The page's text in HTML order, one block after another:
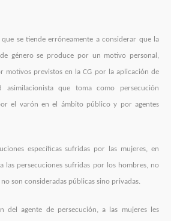
se tiende erróneamente a considerar que la
género se produce por un motivo personal,
previstos en la CG por la aplicación de
que toma como persecución
el varón en el ámbito público y por agentes
específicas sufridas por las mujeres, en
las persecuciones sufridas por los hombres, no
son consideradas públicas sino privadas.
del agente de persecución, a las mujeres les